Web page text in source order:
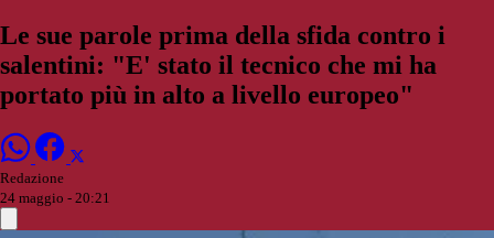
Le sue parole prima della sfida contro i
salentini: "E' stato il tecnico che mi ha
portato più in alto a livello europeo"
Redazione
24 maggio - 20:21